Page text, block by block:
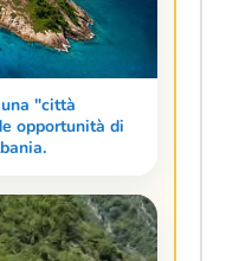
"città
opportunità di